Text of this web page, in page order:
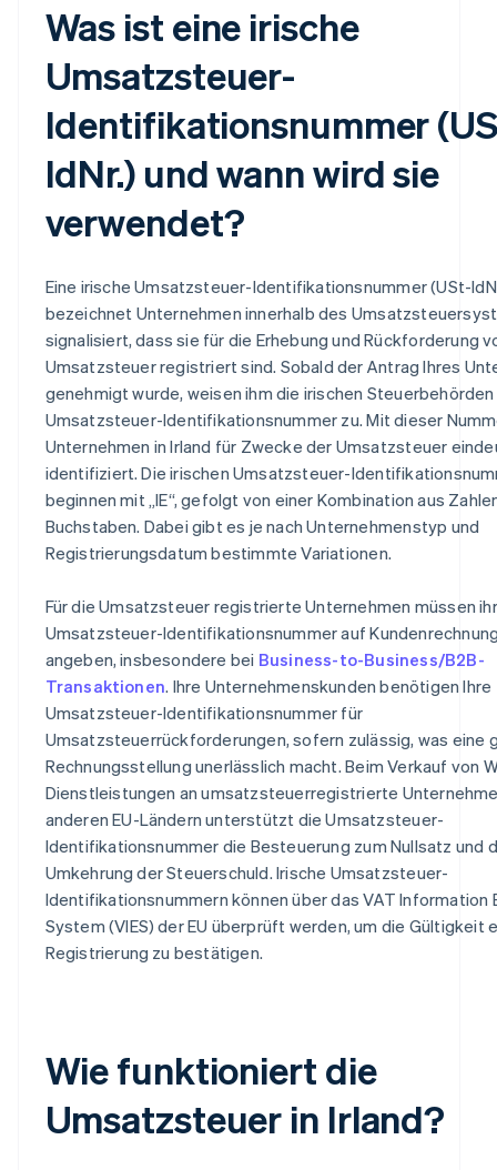
Was ist eine irische
Umsatzsteuer-
Identifikationsnummer
IdNr.) und wann wird sie
verwendet?
Eine irische Umsatzsteuer-Identifikationsnummer (USt-
bezeichnet Unternehmen innerhalb des
signalisiert, dass sie für die Erhebung und Rückforderung
Umsatzsteuer registriert sind. Sobald der Antrag Ihres
genehmigt wurde, weisen ihm die irischen
Umsatzsteuer-Identifikationsnummer zu. Mit dieser
Unternehmen in Irland für Zwecke der Umsatzsteuer
identifiziert. Die irischen Umsatzsteuer-
beginnen mit „IE“, gefolgt von einer Kombination aus
Buchstaben. Dabei gibt es je nach Unternehmenstyp und
Registrierungsdatum bestimmte Variationen.
Für die Umsatzsteuer registrierte Unternehmen müssen
Umsatzsteuer-Identifikationsnummer auf
angeben, insbesondere bei Business-to-Business/B2B-
Transaktionen. Ihre Unternehmenskunden benötigen Ihre
Umsatzsteuer-Identifikationsnummer für
Umsatzsteuerrückforderungen, sofern zulässig, was eine
Rechnungsstellung unerlässlich macht. Beim Verkauf von
Dienstleistungen an umsatzsteuerregistrierte
anderen EU-Ländern unterstützt die Umsatzsteuer-
Identifikationsnummer die Besteuerung zum Nullsatz und
Umkehrung der Steuerschuld. Irische Umsatzsteuer-
Identifikationsnummern können über das VAT Information
System (VIES) der EU überprüft werden, um die Gültigkeit
Registrierung zu bestätigen.
Wie funktioniert die
Umsatzsteuer in Irland?